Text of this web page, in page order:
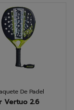
De Padel
Vertuo 2.6